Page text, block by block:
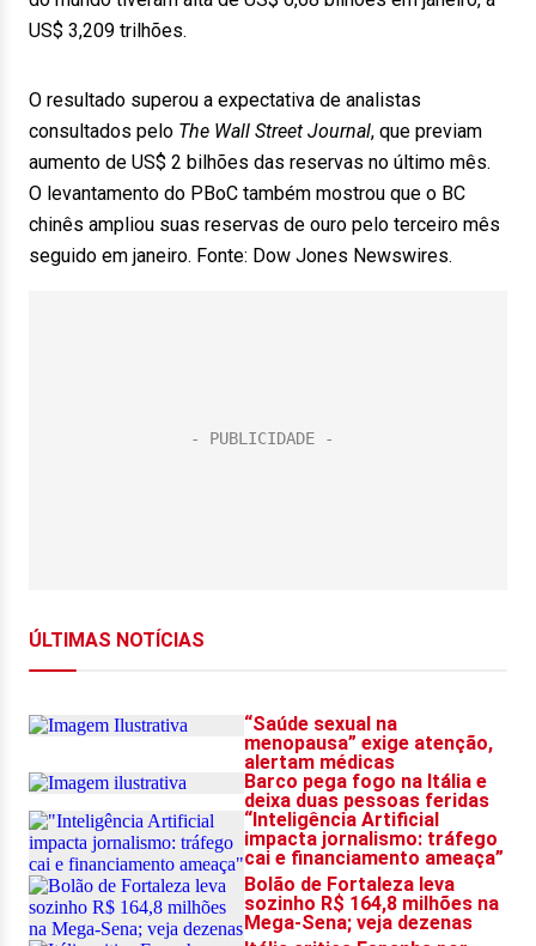
US$ 3,209 trilhões.
O resultado superou a expectativa de analistas
consultados pelo The Wall Street Journal, que previam
aumento de US$ 2 bilhões das reservas no último mês.
O levantamento do PBoC também mostrou que o BC
chinês ampliou suas reservas de ouro pelo terceiro mês
seguido em janeiro. Fonte: Dow Jones Newswires.